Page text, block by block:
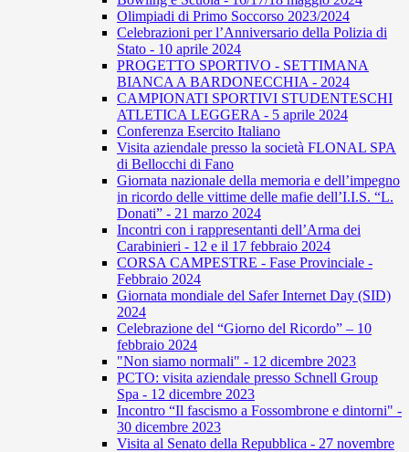
Olimpiadi di Primo Soccorso 2023/2024
Celebrazioni per l’Anniversario della Polizia di
Stato - 10 aprile 2024
PROGETTO SPORTIVO - SETTIMANA
BIANCA A BARDONECCHIA - 2024
CAMPIONATI SPORTIVI STUDENTESCHI
ATLETICA LEGGERA - 5 aprile 2024
Conferenza Esercito Italiano
Visita aziendale presso la società FLONAL SPA
di Bellocchi di Fano
Giornata nazionale della memoria e dell’impegno
in ricordo delle vittime delle mafie dell’I.I.S. “L.
Donati” - 21 marzo 2024
Incontri con i rappresentanti dell’Arma dei
Carabinieri - 12 e il 17 febbraio 2024
CORSA CAMPESTRE - Fase Provinciale -
Febbraio 2024
Giornata mondiale del Safer Internet Day (SID)
2024
Celebrazione del “Giorno del Ricordo” – 10
febbraio 2024
"Non siamo normali" - 12 dicembre 2023
PCTO: visita aziendale presso Schnell Group
Spa - 12 dicembre 2023
Incontro “Il fascismo a Fossombrone e dintorni" -
30 dicembre 2023
Visita al Senato della Repubblica - 27 novembre